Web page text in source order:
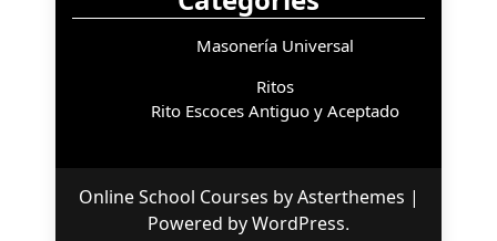
Masonería Universal
Ritos
Rito Escoces Antiguo y Aceptado
Online School Courses byAsterthemes |
Powered byWordPress.